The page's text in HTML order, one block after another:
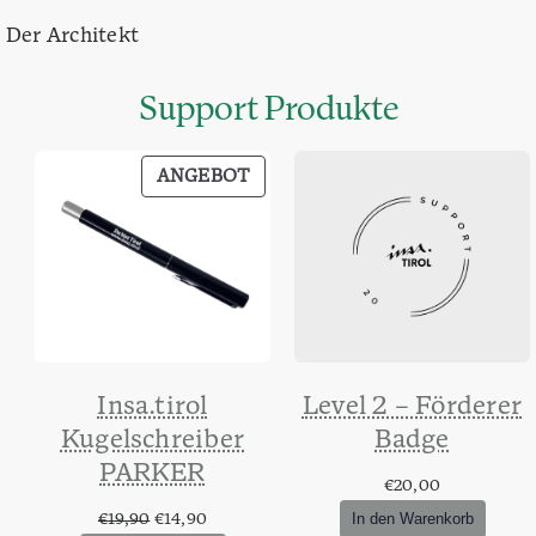
Der Architekt
Support Produkte
ANGEBOTPRODUKT
Insa.tirol
Kugelschreiber
PARKER
€19,90 Ursprünglicher
€14,90
Level 2 – Förderer
Badge
€20,00
In den Warenkorb